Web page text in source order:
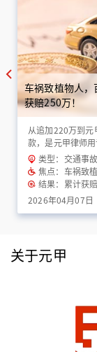
车祸致植物人
获赔250万！
从追加220万到
款，是元甲律师
金”！
类型：交通事故
焦点：车祸致
结果：累计获
2026年04月07日
关于元甲